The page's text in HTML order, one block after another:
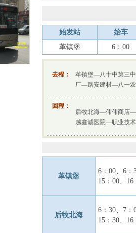
始发站
始车
革镇堡
6：00
去程：
革镇堡—八十中第三
厂—路安建材—八一
回程：
后牧北海—伟伟商店
越鑫诚医院—职业技
革镇堡
6：00、6：
15：00、16
后牧北海
6：30、7：
15：30、16